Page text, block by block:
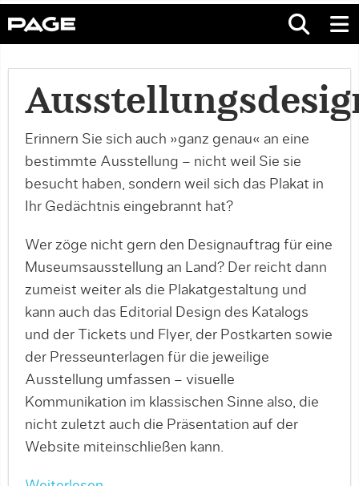
Erinnern Sie sich auch »ganz genau« an eine
bestimmte Ausstellung – nicht weil Sie sie
besucht haben, sondern weil sich das Plakat in
Ihr Gedächtnis eingebrannt hat?
Wer zöge nicht gern den Designauftrag für eine
Museumsausstellung an Land? Der reicht dann
zumeist weiter als die Plakatgestaltung und
kann auch das Editorial Design des Katalogs
und der Tickets und Flyer, der Postkarten sowie
der Presseunterlagen für die jeweilige
Ausstellung umfassen – visuelle
Kommunikation im klassischen Sinne also, die
nicht zuletzt auch die Präsentation auf der
Website miteinschließen kann.